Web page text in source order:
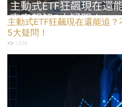
主動式ETF狂飆現在還能追
5大疑問！
1,836